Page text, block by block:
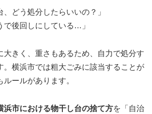
、どう処分したらいいの？」
で後回しにしている…」
大きく、重さもあるため、自力で処分す
。横浜市では粗大ごみに該当することが
ールがあります。
浜市における物干し台の捨て方を「自治